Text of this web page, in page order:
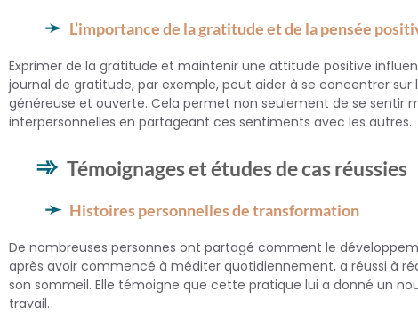
L’importance de la gratitude et de la pensée
Exprimer de la gratitude et maintenir une attitude positive
journal de gratitude, par exemple, peut aider à se concentrer
généreuse et ouverte. Cela permet non seulement de se sentir
interpersonnelles en partageant ces sentiments avec les autres.
Témoignages et études de cas réussies
Histoires personnelles de transformation
De nombreuses personnes ont partagé comment le
après avoir commencé à méditer quotidiennement, a réussi à
son sommeil. Elle témoigne que cette pratique lui a donné un
travail.